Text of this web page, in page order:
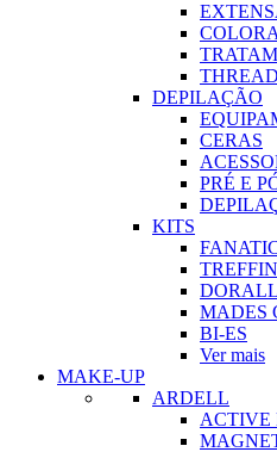
DEPILAÇÃO
CERAS
PRÉ E
KITS
DORALL
MADES
BI-ES
Ver mais
MAKE-UP
ARDELL
ACTIVE